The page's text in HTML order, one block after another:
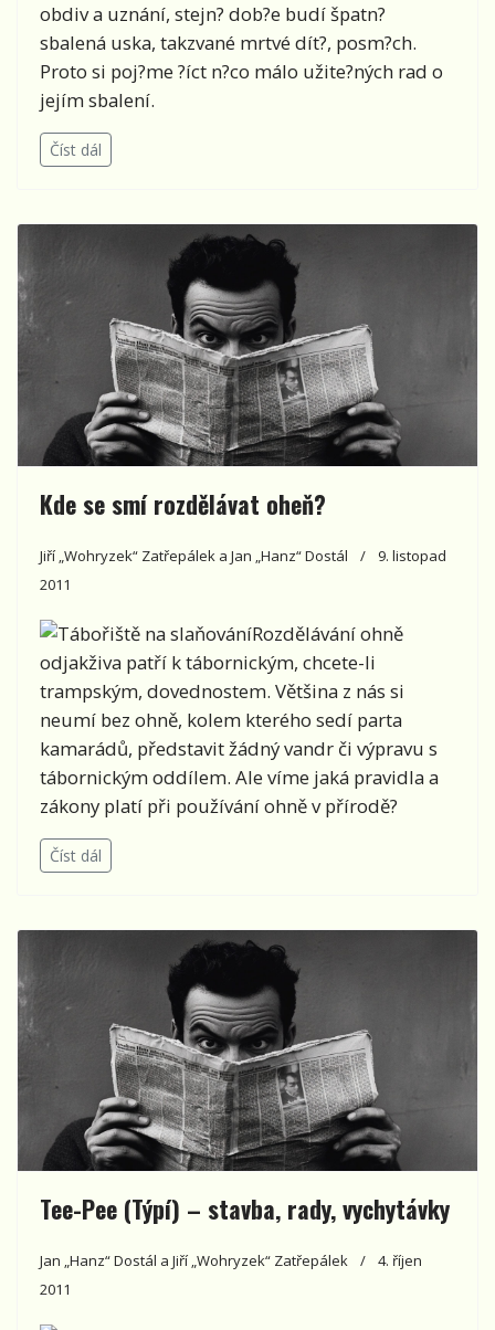
obdiv a uznání, stejn? dob?e budí špatn?
sbalená uska, takzvané mrtvé dít?, posm?ch.
Proto si poj?me ?íct n?co málo užite?ných rad o
jejím sbalení.
Číst dál
Kde se smí rozdělávat oheň?
Jiří „Wohryzek“ Zatřepálek a Jan „Hanz“ Dostál
9. listopad
2011
Rozdělávání ohně
odjakživa patří k tábornickým, chcete-li
trampským, dovednostem. Většina z nás si
neumí bez ohně, kolem kterého sedí parta
kamarádů, představit žádný vandr či výpravu s
tábornickým oddílem. Ale víme jaká pravidla a
zákony platí při používání ohně v přírodě?
Číst dál
Tee-Pee (Týpí) – stavba, rady, vychytávky
Jan „Hanz“ Dostál a Jiří „Wohryzek“ Zatřepálek
4. říjen
2011